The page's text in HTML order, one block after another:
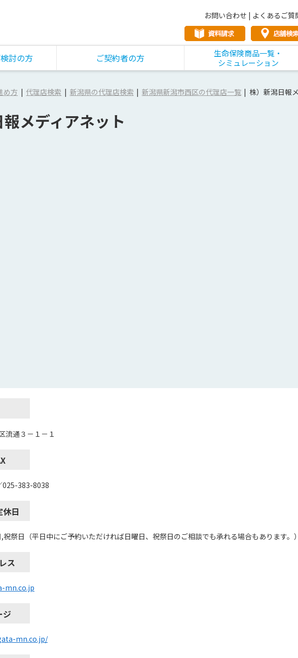
お問い合わせ | よくあるご質
討の方 ご契約者の方
生命保険商品一覧・
シミュレーション
め方 代理店検索 新潟県の代理店検索 新潟県新潟市西区の代理店一覧 株）新潟日報
メディアネット
流通３－１－１
383-8038
休日
祝祭日（平日中にご予約いただければ日曜日、祝祭日のご相談でも承れる場合もあります。
ス
mn.co.jp
ジ
mn.co.jp/